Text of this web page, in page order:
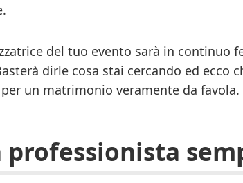
del tuo evento sarà in
dirle cosa stai cercando ed ecco
un matrimonio veramente da favola.
professionista